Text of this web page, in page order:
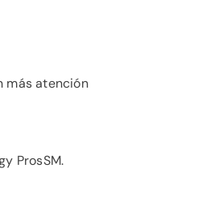
más atención
ProsSM.